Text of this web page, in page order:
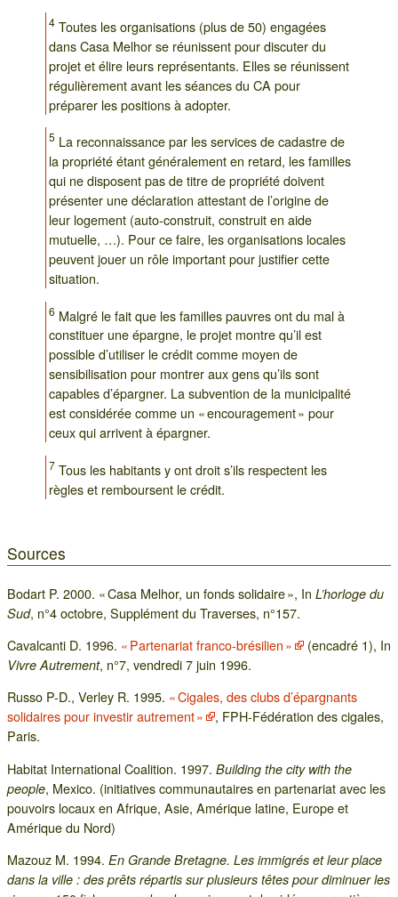
4 Toutes les organisations (plus de 50) engagées
dans Casa Melhor se réunissent pour discuter du
projet et élire leurs représentants. Elles se réunissent
régulièrement avant les séances du CA pour
préparer les positions à adopter.
5 La reconnaissance par les services de cadastre de
la propriété étant généralement en retard, les familles
qui ne disposent pas de titre de propriété doivent
présenter une déclaration attestant de l’origine de
leur logement (auto-construit, construit en aide
mutuelle, …). Pour ce faire, les organisations locales
peuvent jouer un rôle important pour justifier cette
situation.
6 Malgré le fait que les familles pauvres ont du mal à
constituer une épargne, le projet montre qu’il est
possible d’utiliser le crédit comme moyen de
sensibilisation pour montrer aux gens qu’ils sont
capables d’épargner. La subvention de la municipalité
est considérée comme un « encouragement » pour
ceux qui arrivent à épargner.
7 Tous les habitants y ont droit s’ils respectent les
règles et remboursent le crédit.
Sources
Bodart P. 2000. « Casa Melhor, un fonds solidaire », In L’horloge du
Sud, n°4 octobre, Supplément du Traverses, n°157.
Cavalcanti D. 1996. « Partenariat franco-brésilien » (encadré 1), In
Vivre Autrement, n°7, vendredi 7 juin 1996.
Russo P-D., Verley R. 1995. « Cigales, des clubs d’épargnants
solidaires pour investir autrement »
, FPH-Fédération des cigales,
Paris.
Habitat International Coalition. 1997. Building the city with the
people, Mexico. (initiatives communautaires en partenariat avec les
pouvoirs locaux en Afrique, Asie, Amérique latine, Europe et
Amérique du Nord)
Mazouz M. 1994. En Grande Bretagne. Les immigrés et leur place
dans la ville : des prêts répartis sur plusieurs têtes pour diminuer les